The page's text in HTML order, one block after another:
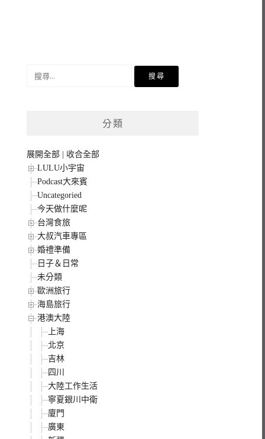
分類
展開全部
收合全部
LULU小宇宙
Podcast大來賓
Uncategoried
今天做什麼呢
台灣食旅
大叔汽車專區
婚禮準備
日子＆日常
未分類
歐洲旅行
海島旅行
港澳大陸
上海
北京
吉林
四川
大陸工作生活
寧夏銀川中衛
廈門
廣東